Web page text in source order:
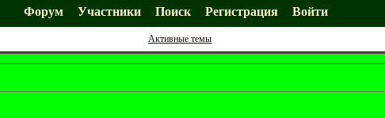
Форум Участники Поиск Регистрация Войти
Активные темы